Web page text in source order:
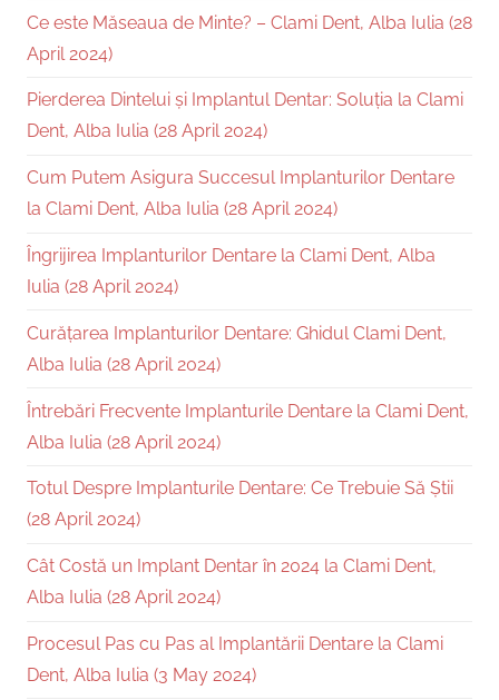
Ce este Măseaua de Minte? – Clami Dent, Alba Iulia (28
April 2024)
Pierderea Dintelui și Implantul Dentar: Soluția la Clami
Dent, Alba Iulia (28 April 2024)
Cum Putem Asigura Succesul Implanturilor Dentare
la Clami Dent, Alba Iulia (28 April 2024)
Îngrijirea Implanturilor Dentare la Clami Dent, Alba
Iulia (28 April 2024)
Curățarea Implanturilor Dentare: Ghidul Clami Dent,
Alba Iulia (28 April 2024)
Întrebări Frecvente Implanturile Dentare la Clami Dent,
Alba Iulia (28 April 2024)
Totul Despre Implanturile Dentare: Ce Trebuie Să Știi
(28 April 2024)
Cât Costă un Implant Dentar în 2024 la Clami Dent,
Alba Iulia (28 April 2024)
Procesul Pas cu Pas al Implantării Dentare la Clami
Dent, Alba Iulia (3 May 2024)